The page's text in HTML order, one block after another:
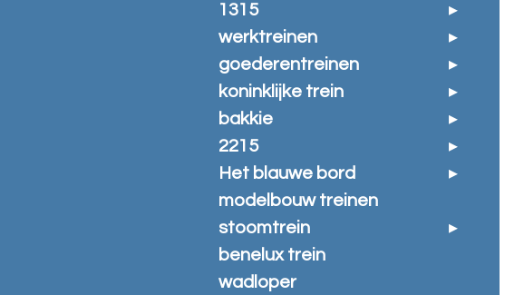
1315
werktreinen
goederentreinen
koninklijke trein
bakkie
2215
Het blauwe bord
modelbouw treinen
stoomtrein
benelux trein
wadloper